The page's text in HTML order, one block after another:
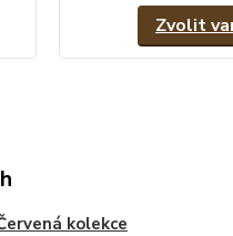
Zvolit
kolekce